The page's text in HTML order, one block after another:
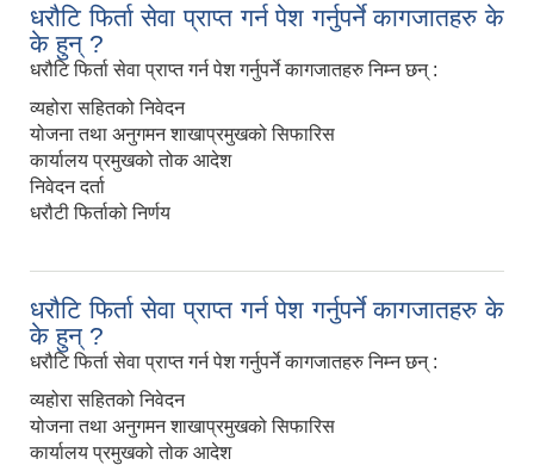
धरौटि फिर्ता सेवा प्राप्त गर्न पेश गर्नुपर्ने कागजातहरु के
के हुन् ?
धरौटि फिर्ता सेवा प्राप्त गर्न पेश गर्नुपर्ने कागजातहरु निम्न छन् :
व्यहोरा सहितको निवेदन
योजना तथा अनुगमन शाखाप्रमुखको सिफारिस
कार्यालय प्रमुखको तोक आदेश
निवेदन दर्ता
धरौटी फिर्ताको निर्णय
धरौटि फिर्ता सेवा प्राप्त गर्न पेश गर्नुपर्ने कागजातहरु के
के हुन् ?
धरौटि फिर्ता सेवा प्राप्त गर्न पेश गर्नुपर्ने कागजातहरु निम्न छन् :
व्यहोरा सहितको निवेदन
योजना तथा अनुगमन शाखाप्रमुखको सिफारिस
कार्यालय प्रमुखको तोक आदेश